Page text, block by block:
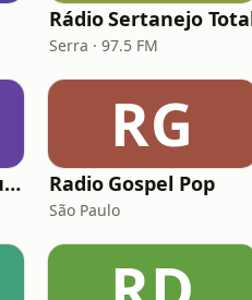
Rádio Sertanejo
Serra · 97.5 FM
Rádio Gospel FM Curitiba
RG
Radio Gospel Pop
São Paulo